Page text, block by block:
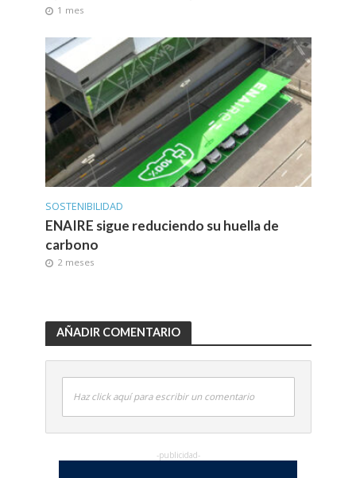
1 mes
SOSTENIBILIDAD
ENAIRE sigue reduciendo su huella de
carbono
2 meses
AÑADIR COMENTARIO
Haz click aquí para escribir un comentario